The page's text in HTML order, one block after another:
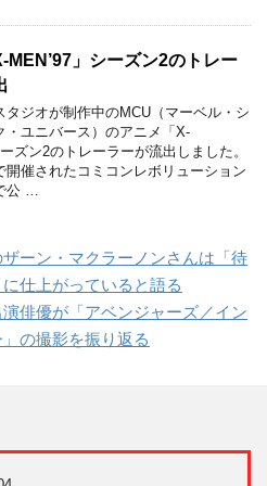
MEN’97」シーズン2のトレー
タジオが制作中のMCU（マーベル・シ
・ユニバース）のアニメ「X-
ズン2のトレーラーが流出しました。
開催されたコミコンレボリューション
公 …
ザーン・マクラーノンさんは「待
仕上がっていると語る
俳優が「アベンジャーズ／イン
の撮影を振り返る